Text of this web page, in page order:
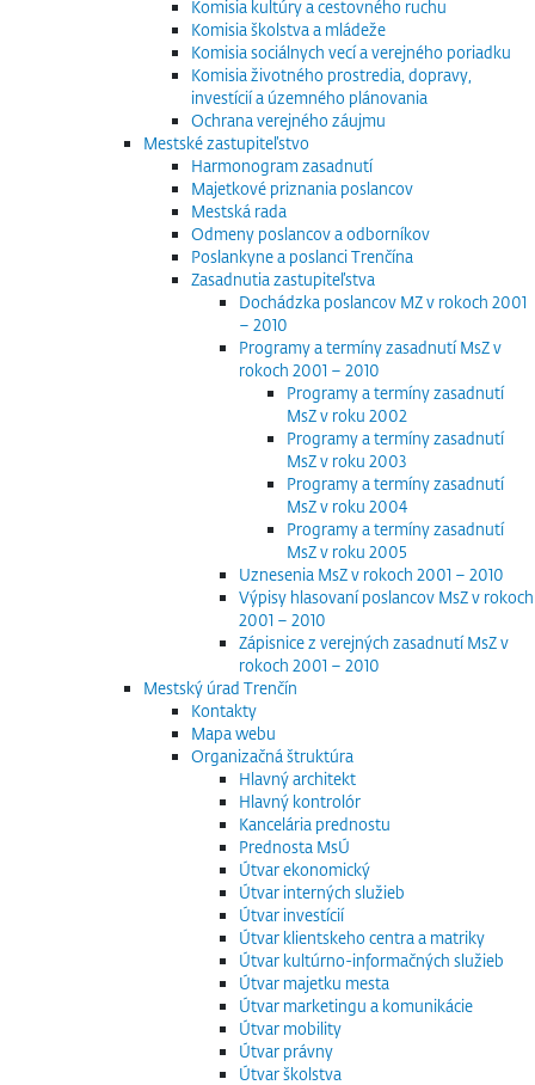
Komisia kultúry a cestovného ruchu
Komisia školstva a mládeže
Komisia sociálnych vecí a verejného poriadku
Komisia životného prostredia, dopravy,
investícií a územného plánovania
Ochrana verejného záujmu
Mestské zastupiteľstvo
Harmonogram zasadnutí
Majetkové priznania poslancov
Mestská rada
Odmeny poslancov a odborníkov
Poslankyne a poslanci Trenčína
Zasadnutia zastupiteľstva
Dochádzka poslancov MZ v rokoch 2001
– 2010
Programy a termíny zasadnutí MsZ v
rokoch 2001 – 2010
Programy a termíny zasadnutí
MsZ v roku 2002
Programy a termíny zasadnutí
MsZ v roku 2003
Programy a termíny zasadnutí
MsZ v roku 2004
Programy a termíny zasadnutí
MsZ v roku 2005
Uznesenia MsZ v rokoch 2001 – 2010
Výpisy hlasovaní poslancov MsZ v rokoch
2001 – 2010
Zápisnice z verejných zasadnutí MsZ v
rokoch 2001 – 2010
Mestský úrad Trenčín
Kontakty
Mapa webu
Organizačná štruktúra
Hlavný architekt
Hlavný kontrolór
Kancelária prednostu
Prednosta MsÚ
Útvar ekonomický
Útvar interných služieb
Útvar investícií
Útvar klientskeho centra a matriky
Útvar kultúrno-informačných služieb
Útvar majetku mesta
Útvar marketingu a komunikácie
Útvar mobility
Útvar právny
Útvar školstva